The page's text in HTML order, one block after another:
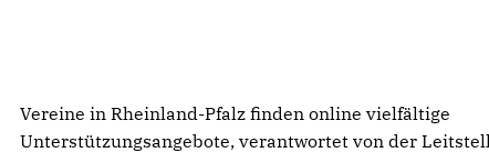
Vereine in Rheinland-Pfalz finden online vielfältige
Unterstützungsangebote, verantwortet von der